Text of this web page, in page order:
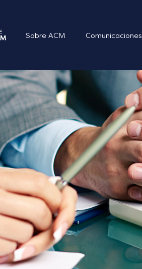
Sobre ACM Comunicaciones